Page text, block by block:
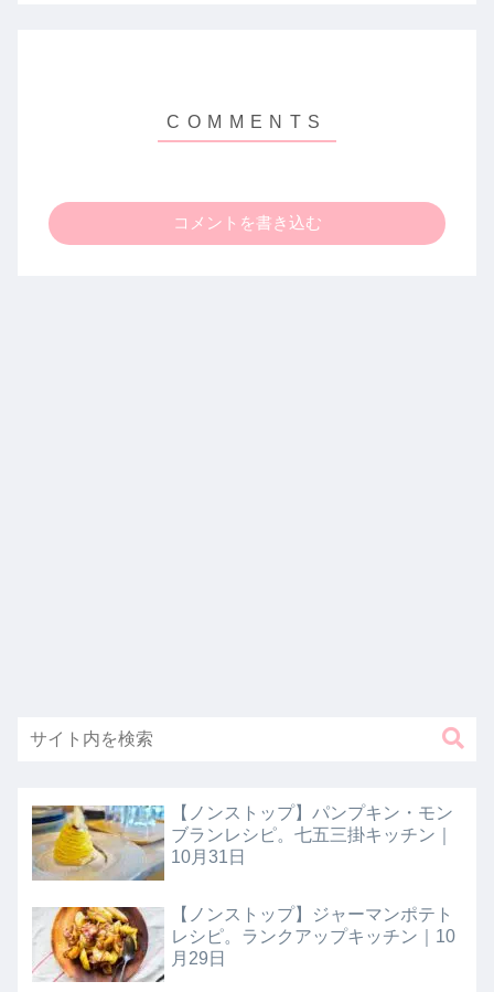
コメントを書き込む
【ノンストップ】パンプキン・モン
ブランレシピ。七五三掛キッチン｜
10月31日
【ノンストップ】ジャーマンポテト
レシピ。ランクアップキッチン｜10
月29日